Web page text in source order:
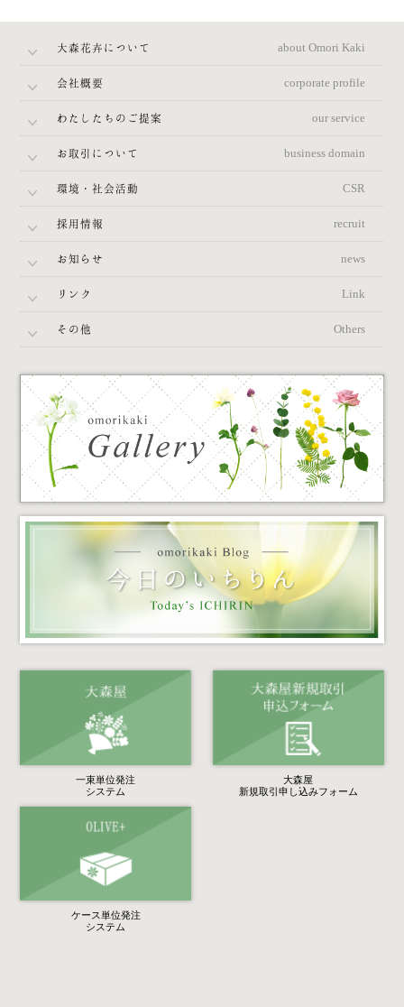
大森花卉について about Omori Kaki
会社概要 corporate profile
わたしたちのご提案 our service
お取引について business domain
環境・社会活動 CSR
採用情報 recruit
お知らせ news
リンク Link
その他 Others
一束単位発注
システム
大森屋
新規取引申し込みフォーム
ケース単位発注
システム